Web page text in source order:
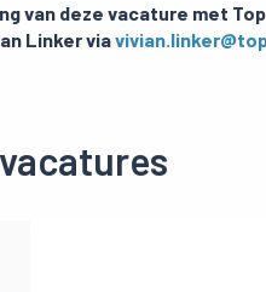
van deze vacature met
Linker via